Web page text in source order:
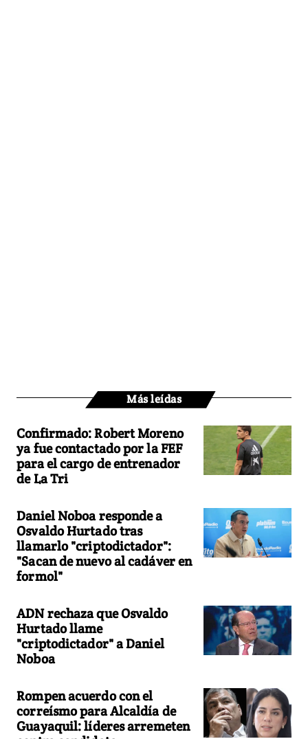
Más leídas
Confirmado: Robert Moreno
ya fue contactado por la FEF
para el cargo de entrenador
de La Tri
Daniel Noboa responde a
Osvaldo Hurtado tras
llamarlo "criptodictador":
"Sacan de nuevo al cadáver en
formol"
ADN rechaza que Osvaldo
Hurtado llame
"criptodictador" a Daniel
Noboa
Rompen acuerdo con el
correísmo para Alcaldía de
Guayaquil: líderes arremeten